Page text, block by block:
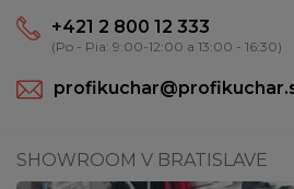
+421 2 800 12 333
(Po - Pia: 9:00-12:00 a 13:00 - 16:30)
SHOWROOM V BRATISLAVE